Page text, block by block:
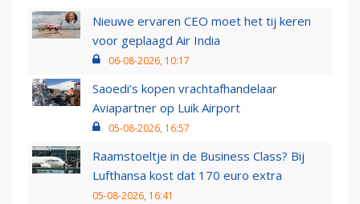
Nieuwe ervaren CEO moet het tij keren
voor geplaagd Air India
06-08-2026, 10:17
Saoedi’s kopen vrachtafhandelaar
Aviapartner op Luik Airport
05-08-2026, 16:57
Raamstoeltje in de Business Class? Bij
Lufthansa kost dat 170 euro extra
05-08-2026, 16:41